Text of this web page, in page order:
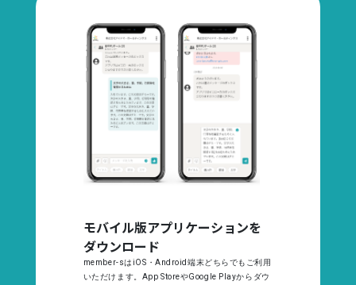
モバイル版アプリケーションを
ダウンロード
member-sはiOS・Android端末どちらでもご利用
いただけます。App StoreやGoogle Playからダウ